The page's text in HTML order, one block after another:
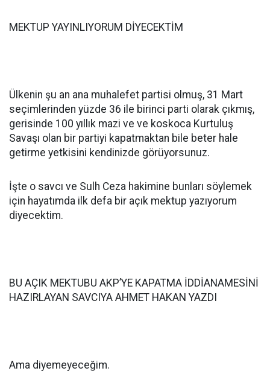
MEKTUP YAYINLIYORUM DİYECEKTİM
Ülkenin şu an ana muhalefet partisi olmuş, 31 Mart
seçimlerinden yüzde 36 ile birinci parti olarak çıkmış,
gerisinde 100 yıllık mazi ve ve koskoca Kurtuluş
Savaşı olan bir partiyi kapatmaktan bile beter hale
getirme yetkisini kendinizde görüyorsunuz.
İşte o savcı ve Sulh Ceza hakimine bunları söylemek
için hayatımda ilk defa bir açık mektup yazıyorum
diyecektim.
BU AÇIK MEKTUBU AKP’YE KAPATMA İDDİANAMESİNİ
HAZIRLAYAN SAVCIYA AHMET HAKAN YAZDI
Ama diyemeyeceğim.